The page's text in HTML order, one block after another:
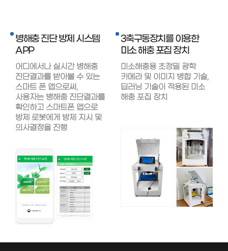
병해충 진단 방제 시스템
APP
어디에서나 실시간 병해충
진단결과를 받아볼 수 있는
스마트 폰 앱으로써,
사용자는 병해충 진단결과를
확인하고 스마트폰 앱으로
방제 로봇에게 방제 지시 및
의사결정을 진행
3축구동장치를 이용한
미소 해충 포집 장치
미소해충용 초정밀 광학
카메라 및 이미지 병합 기술,
딥러닝 기술이 적용된 미소
해충 포집 장치